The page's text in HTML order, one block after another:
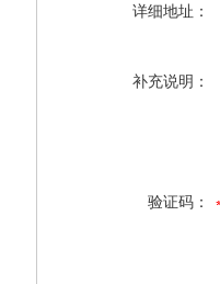
详细地址：
补充说明：
验证码：